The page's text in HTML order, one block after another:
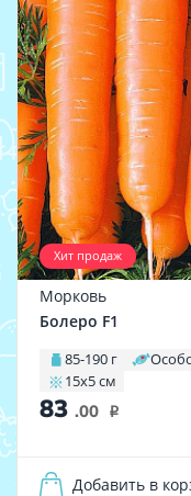
Хит продаж
Морковь
Болеро F1
85-190 г
15х5 см
83 .00 i
Добавить в